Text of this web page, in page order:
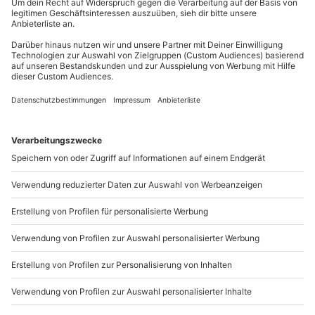
Wird gestellt: Handschuhe & Rennsportschuhe
(leihweise gegen Gebühr)
Teilnehmer
Gruppengröße: 1-30 Personen
außer an bundesweiten Feiertagen:
Mo-Fr: 8-20 Uhr | Sa: 10-16 Uhr
Du möchtest als Firma bestellen?
Sichere Dir attraktive Firmenkunden Vorteile.
Mo-Fr: 9-17 Uhr
b2b@mydays.de
www.b2b.mydays.de/
Andere Produkte entdecken